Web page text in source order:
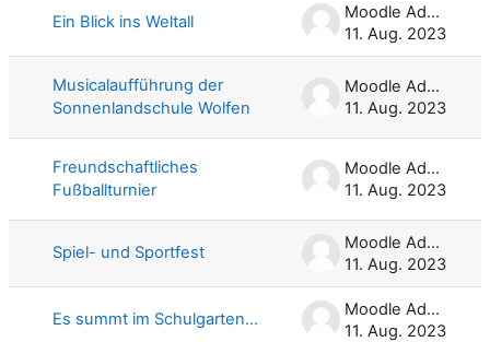
Ein Blick ins Weltall
Moodle Admin
11. Aug. 2023
Musicalaufführung der
Sonnenlandschule Wolfen
Moodle Admin
11. Aug. 2023
Freundschaftliches
Fußballturnier
Moodle Admin
11. Aug. 2023
Spiel- und Sportfest
Moodle Admin
11. Aug. 2023
Es summt im Schulgarten...
Moodle Admin
11. Aug. 2023